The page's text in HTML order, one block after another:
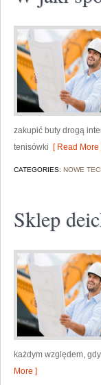
zakupić buty drogą
tenisówki [ Read More
CATEGORIES: NOWE
Sklep
każdym względem,
More ]